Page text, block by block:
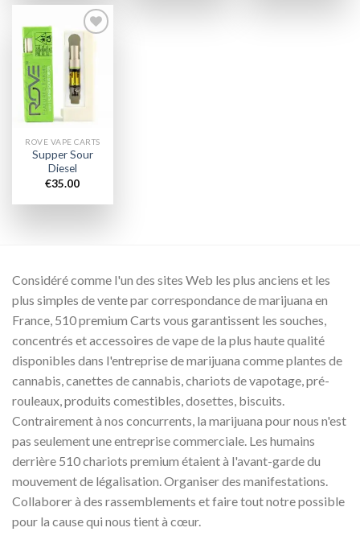
Add to
wishlist
ROVE VAPE CARTS
Supper Sour
Diesel
€35.00
Considéré comme l'un des sites Web les plus anciens et les
plus simples de vente par correspondance de marijuana en
France, 510 premium Carts vous garantissent les souches,
concentrés et accessoires de vape de la plus haute qualité
disponibles dans l'entreprise de marijuana comme plantes de
cannabis, canettes de cannabis, chariots de vapotage, pré-
rouleaux, produits comestibles, dosettes, biscuits.
Contrairement à nos concurrents, la marijuana pour nous n'est
pas seulement une entreprise commerciale. Les humains
derrière 510 chariots premium étaient à l'avant-garde du
mouvement de légalisation. Organiser des manifestations.
Collaborer à des rassemblements et faire tout notre possible
pour la cause qui nous tient à cœur.